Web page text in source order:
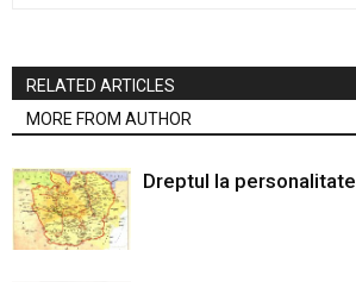
RELATED ARTICLES
MORE FROM AUTHOR
Dreptul la personalitate